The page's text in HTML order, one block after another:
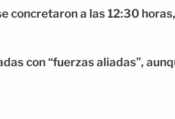
concretaron a las 12:30
con “fuerzas aliadas”,